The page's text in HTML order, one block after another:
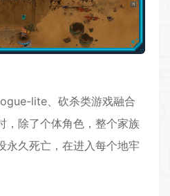
rogue-lite、砍杀类游戏融合
，除了个体角色，整个家族
永久死亡，在进入每个地牢